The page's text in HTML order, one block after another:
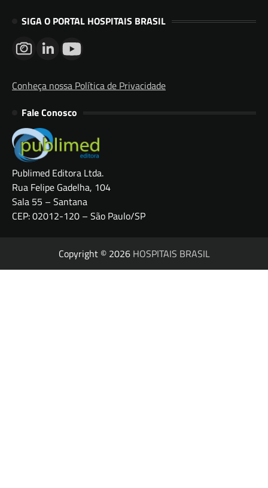
SIGA O PORTAL HOSPITAIS BRASIL
Conheça nossa Política de Privacidade
Fale Conosco
Publimed Editora Ltda.
Rua Felipe Gadelha, 104
Sala 55 – Santana
CEP: 02012-120 – São Paulo/SP
Copyright © 2026 HOSPITAIS BRASIL